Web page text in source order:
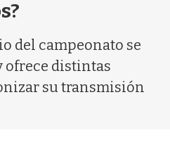
del campeonato se
ofrece distintas
su transmisión